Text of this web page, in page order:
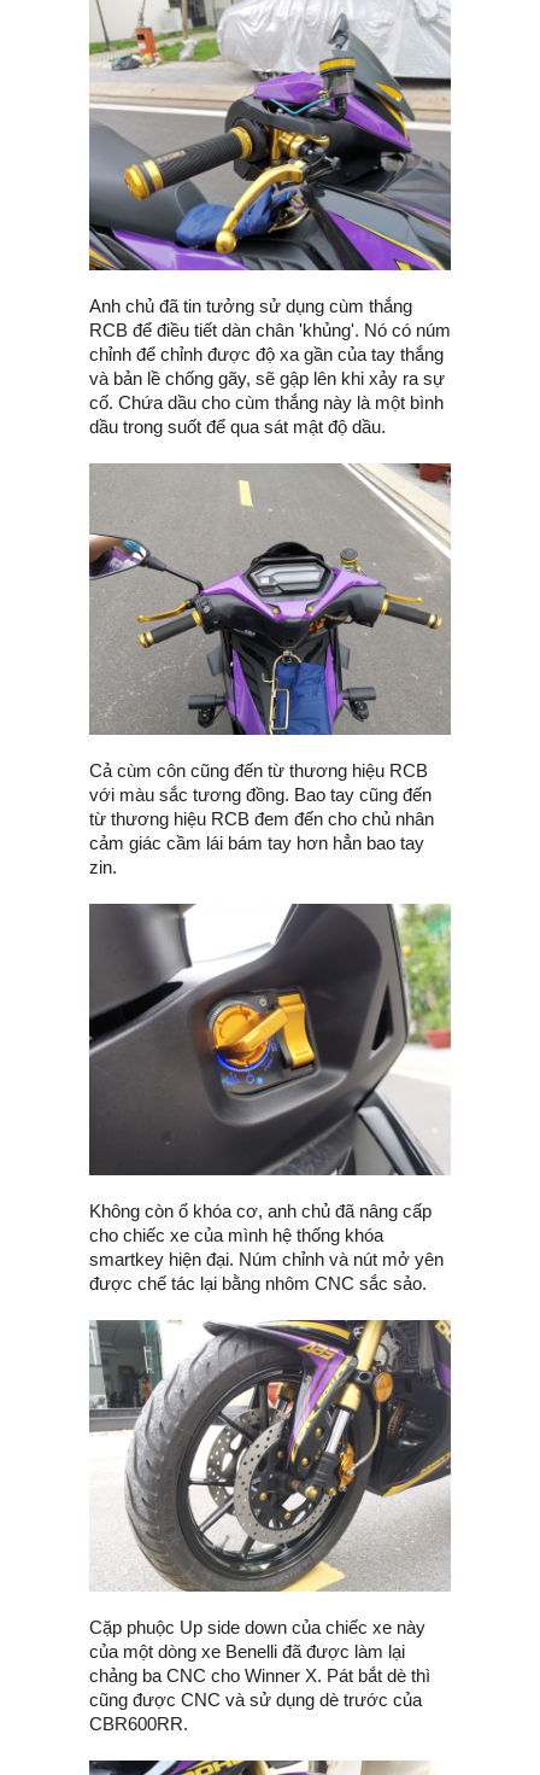
Anh chủ đã tin tưởng sử dụng cùm thắng
RCB để điều tiết dàn chân 'khủng'. Nó có núm
chỉnh để chỉnh được độ xa gần của tay thắng
và bản lề chống gãy, sẽ gập lên khi xảy ra sự
cố. Chứa dầu cho cùm thắng này là một bình
dầu trong suốt để qua sát mật độ dầu.
Cả cùm côn cũng đến từ thương hiệu RCB
với màu sắc tương đồng. Bao tay cũng đến
từ thương hiệu RCB đem đến cho chủ nhân
cảm giác cầm lái bám tay hơn hẳn bao tay
zin.
Không còn ổ khóa cơ, anh chủ đã nâng cấp
cho chiếc xe của mình hệ thống khóa
smartkey hiện đại. Núm chỉnh và nút mở yên
được chế tác lại bằng nhôm CNC sắc sảo.
Cặp phuộc Up side down của chiếc xe này
của một dòng xe Benelli đã được làm lại
chảng ba CNC cho Winner X. Pát bắt dè thì
cũng được CNC và sử dụng dè trước của
CBR600RR.